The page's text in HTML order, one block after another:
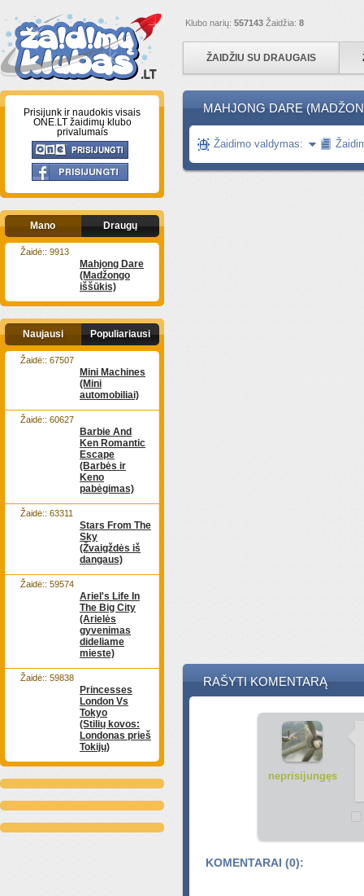
Klubo narių: 557143 Žaidžia: 8
ŽAIDŽIU SU DRAUGAIS
Prisijunk ir naudokis visais
ONE.LT žaidimų klubo
privalumais
Mano Draugų
Mahjong Dare
(Madžongo
iššūkis)
Žaidė:: 9913
Naujausi Populiariausi
Mini Machines
(Mini
automobiliai)
Žaidė:: 67507
Barbie And
Ken Romantic
Escape
(Barbės ir
Keno
pabėgimas)
Žaidė:: 60627
Stars From The
Sky
(Žvaigždės iš
dangaus)
Žaidė:: 63311
Ariel's Life In
The Big City
(Arielės
gyvenimas
dideliame
mieste)
Žaidė:: 59574
Princesses
London Vs
Tokyo
(Stilių kovos:
Londonas prieš
Tokijų)
Žaidė:: 59838
MAHJONG DARE
Žaidimo valdymas:
RAŠYTI KOMENTARĄ
neprisijungęs
KOMENTARAI (0):